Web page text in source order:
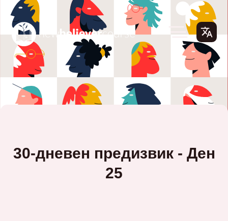
30-дневен предизвик - Ден
25